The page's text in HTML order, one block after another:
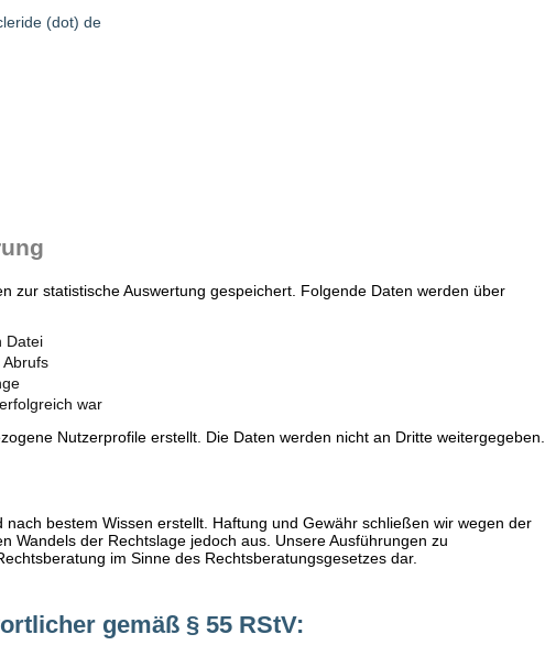
(dot) de
zur statistische Auswertung gespeichert. Folgende Daten werden über
Datei
Abrufs
war
Nutzerprofile erstellt. Die Daten werden nicht an Dritte weitergegeben.
nach bestem Wissen erstellt. Haftung und Gewähr schließen wir wegen der
Wandels der Rechtslage jedoch aus. Unsere Ausführungen zu
im Sinne des Rechtsberatungsgesetzes dar.
gemäß § 55 RStV: